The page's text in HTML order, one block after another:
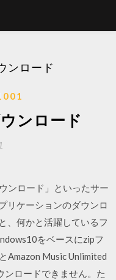
ンロード
ンロード
ンロード」といったサー
リケーションのダウンロ
、何かと活躍しているフ
をベースにzipフ
Amazon Music Unlimited
ンロードできません。た